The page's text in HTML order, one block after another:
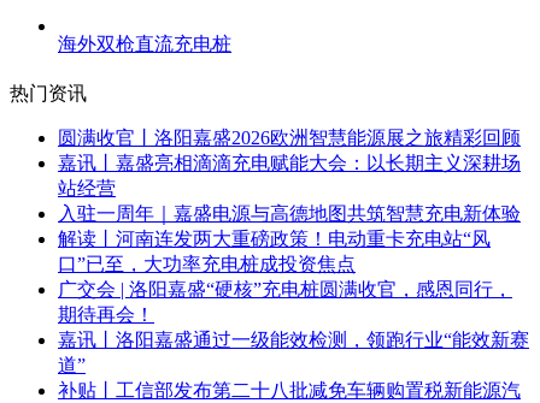
海外双枪直流充电桩
热门资讯
圆满收官丨洛阳嘉盛2026欧洲智慧能源展之旅精彩回顾
嘉讯丨嘉盛亮相滴滴充电赋能大会：以长期主义深耕场
站经营
入驻一周年｜嘉盛电源与高德地图共筑智慧充电新体验
解读丨河南连发两大重磅政策！电动重卡充电站“风
口”已至，大功率充电桩成投资焦点
广交会 | 洛阳嘉盛“硬核”充电桩圆满收官，感恩同行，
期待再会！
嘉讯丨洛阳嘉盛通过一级能效检测，领跑行业“能效新赛
道”
补贴丨工信部发布第二十八批减免车辆购置税新能源汽